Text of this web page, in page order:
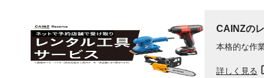
CAINZの
本格的な作
詳しく見る